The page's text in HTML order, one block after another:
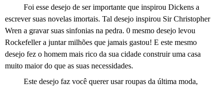
Foi esse desejo de ser importante que inspirou Dickens a
escrever suas novelas imortais. Tal desejo inspirou Sir Christopher
Wren a gravar suas sinfonias na pedra. 0 mesmo desejo levou
Rockefeller a juntar milhões que jamais gastou! E este mesmo
desejo fez o homem mais rico da sua cidade construir uma casa
muito maior do que as suas necessidades.
Este desejo faz você querer usar roupas da última moda,